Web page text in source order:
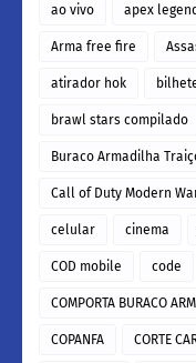
ao vivo apex
Arma free fire
atirador hok
brawl stars compilado
Buraco Armadilha
Call of Duty Modern
celular cinema
COD mobile code
COMPORTA BURACO
COPANFA CORTE